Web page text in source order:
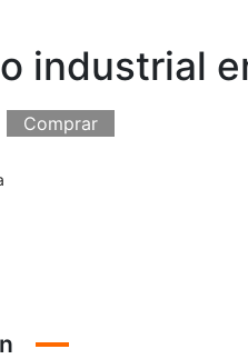
industrial
Comprar